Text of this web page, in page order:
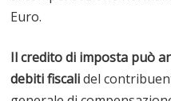
Euro.
Il credito di imposta può
debiti fiscalidel